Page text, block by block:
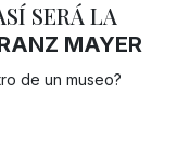
Gracias!
SERÁ LA
MAYER
de un museo?